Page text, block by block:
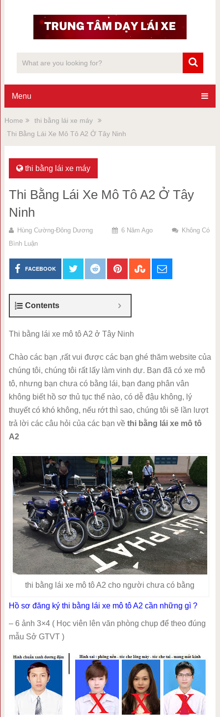
Menu
Home
thi bằng lái xe máy
Thi Bằng Lái Xe Mô Tô A2 Ở Tây Ninh
thi bằng lái xe máy
Thi Bằng Lái Xe Mô Tô A2 Ở Tây
Ninh
Hùng Cường-Đông Dương 6 Năm Ago
Không Có
Bình Luận
FACEBOOK
Contents
Thi bằng lái xe mô tô A2 ở Tây Ninh
Chào các bạn ,rất vui được các bạn ghé thăm website của
chúng tôi, chúng tôi rất lấy làm vinh dự. Bạn đã có xe mô
tô, nhưng bạn chưa có bằng lái, bạn đang phân vân
không biết hồ sơ thủ tục thế nào, có dễ đậu không, lý
thuyết có khó không, nếu rớt thì sao, chúng tôi sẽ lần lượt
trả lời các câu hỏi của các bạn về thi bằng lái xe mô tô
A2
thi bằng lái xe mô tô A2 cho người chưa có bằng
Hồ sơ đăng ký thi bằng lái xe mô tô A2 cần những gì ?
– 6 ảnh 3×4 ( Học viên lên văn phòng chụp để theo đúng
mẫu Sở GTVT )